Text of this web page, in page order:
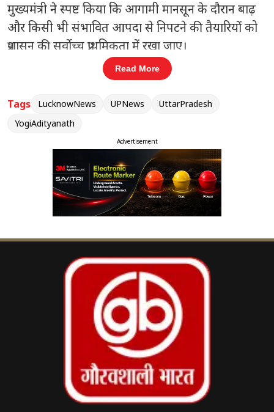
मुख्यमंत्री ने स्पष्ट किया कि आगामी मानसून के दौरान बाढ़
और किसी भी संभावित आपदा से निपटने की तैयारियों को
प्रशासन की सर्वोच्च प्राथमिकता में रखा जाए।
तीन बार विधायक बने उमाशंकर सिंह का
1. हाई-टेक होगा रेस्क्यू ऑपरेशन: ‘ह्यूमन लिफ्टिंग
ड्रोन’ पर विचार
दिया गया। सीएम योगी ने निर्देश दिए कि जवानों के प्रशिक्षण
को और अधिक व्यावहारिक बनाया जाए और इसमें
अत्याधुनिक टेक्नोलॉजी का समावेश किया जाए। विशेष रूप
से संकट के समय दुर्गम स्थानों से लोगों को सुरक्षित निकालने
SDRF में ह्यूमन लिफ्टिंग ड्रोन (Human
के इस्तेमाल की संभावनाओं पर काम
2. महिला सुरक्षा के लिए 3 नई PAC बटालियनें
Read More
Tags LucknowNews UPNews
UttarPradesh
YogiAdityanath
Advertisement